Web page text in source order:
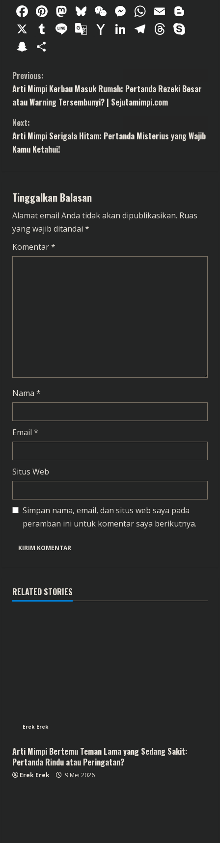
Facebook
Pinterest
Mastodon
Bluesky
WeChat
Messenger
Email
X
Tumblr
LineGoogle
YahooLinkedIn
Telegram
Snapchat
C
o
n
t
u
e
R
Previous:
Arti Mimpi Kerbau Masuk Rumah: Pertanda Rezeki Besar
atau Warning Tersembunyi? | Sejutamimpi.com
Next:
Arti Mimpi Serigala Hitam: Pertanda Misterius yang Wajib
Kamu Ketahui!
Tinggalkan Balasan
Alamat email Anda tidak akan dipublikasikan. Ruas
yang wajib ditandai *
Komentar*
Nama *
Email *
Situs Web
Simpan nama, email, dan situs web saya pada
peramban ini untuk komentar saya berikutnya.
RELATED STORIES
Erek Erek
Arti Mimpi Bertemu Teman Lama yang Sedang Sakit:
Pertanda Rindu atau Peringatan?
Erek Erek 9 Mei 2026